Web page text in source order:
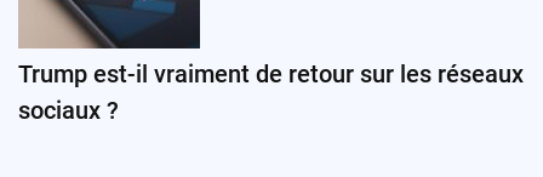
Trump est-il vraiment de retour sur les réseaux
sociaux ?